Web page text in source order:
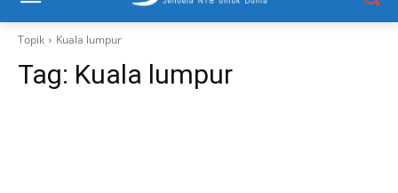
Topik Kuala lumpur
Tag: Kuala lumpur